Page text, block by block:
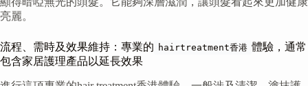
亮麗。
流程、需時及效果維持：專業的 hairtreatment香港 體驗，通常
包含家居護理產品以延長效果